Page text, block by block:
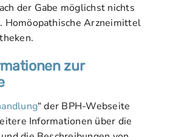
der Gabe möglichst nichts
Homöopathische Arzneimittel
zur
“ der BPH-Webseite
Informationen über die